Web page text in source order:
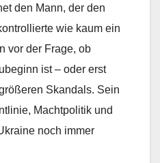
den Mann, der den
wie kaum ein
vor der Frage, ob
ist – oder erst
Skandals. Sein
Machtpolitik und
noch immer